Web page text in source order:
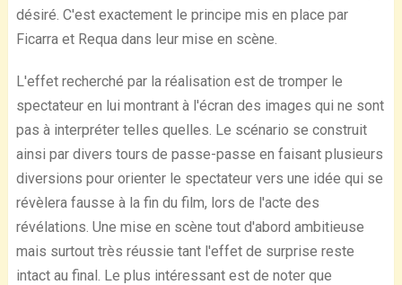
désiré. C'est exactement le principe mis en place par
Ficarra et Requa dans leur mise en scène.
L'effet recherché par la réalisation est de tromper le
spectateur en lui montrant à l'écran des images qui ne sont
pas à interpréter telles quelles. Le scénario se construit
ainsi par divers tours de passe-passe en faisant plusieurs
diversions pour orienter le spectateur vers une idée qui se
révèlera fausse à la fin du film, lors de l'acte des
révélations. Une mise en scène tout d'abord ambitieuse
mais surtout très réussie tant l'effet de surprise reste
intact au final. Le plus intéressant est de noter que